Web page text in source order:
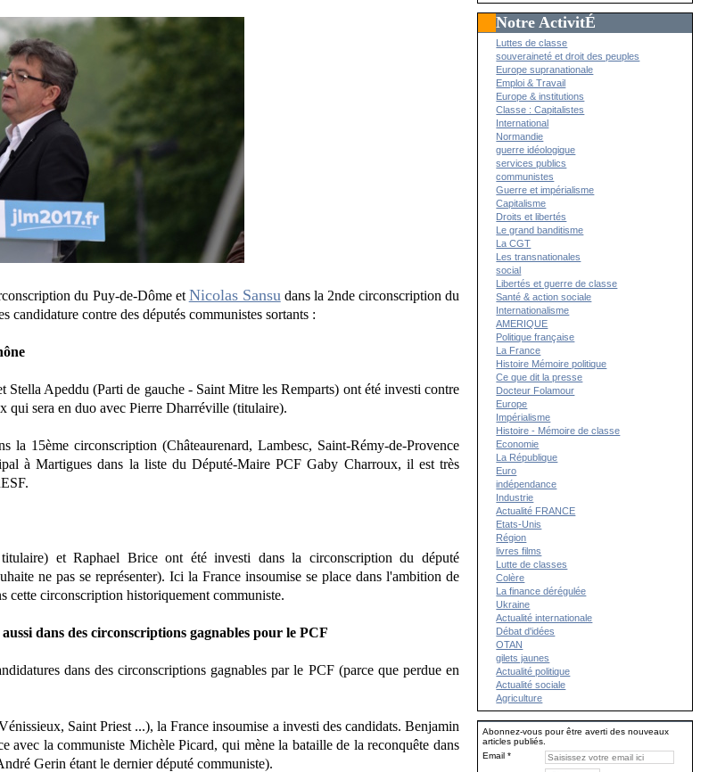
du Puy-de-Dôme et Nicolas Sansu dans la 2nde circonscription du
candidature contre des députés communistes sortants :
Apeddu (Parti de gauche - Saint Mitre les Remparts) ont été investi contre
qui sera en duo avec Pierre Dharréville (titulaire).
la 15ème circonscription (Châteaurenard, Lambesc, Saint-Rémy-de-Provence
à Martigues dans la liste du Député-Maire PCF Gaby Charroux, il est très
et Raphael Brice ont été investi dans la circonscription du député
ne pas se représenter). Ici la France insoumise se place dans l'ambition de
cette circonscription historiquement communiste.
dans des circonscriptions gagnables pour le PCF
dans des circonscriptions gagnables par le PCF (parce que perdue en
Saint Priest ...), la France insoumise a investi des candidats. Benjamin
avec la communiste Michèle Picard, qui mène la bataille de la reconquête dans
Gerin étant le dernier député communiste).
Notre ActivitÉ
Luttes de classe
souveraineté et droit des peuples
Europe supranationale
Emploi & Travail
Europe & institutions
Classe : Capitalistes
International
Normandie
guerre idéologique
services publics
communistes
Guerre et impérialisme
Capitalisme
Droits et libertés
Le grand banditisme
La CGT
Les transnationales
social
Libertés et guerre de classe
Santé & action sociale
Internationalisme
AMERIQUE
Politique française
La France
Histoire Mémoire politique
Ce que dit la presse
Docteur Folamour
Europe
Impérialisme
Histoire - Mémoire de classe
Economie
La République
Euro
indépendance
Industrie
Actualité FRANCE
Etats-Unis
Région
livres films
Lutte de classes
Colère
La finance dérégulée
Ukraine
Actualité internationale
Débat d'idées
OTAN
gilets jaunes
Actualité politique
Actualité sociale
Agriculture
Abonnez-vous pour être averti des nouveaux
articles publiés.
Email